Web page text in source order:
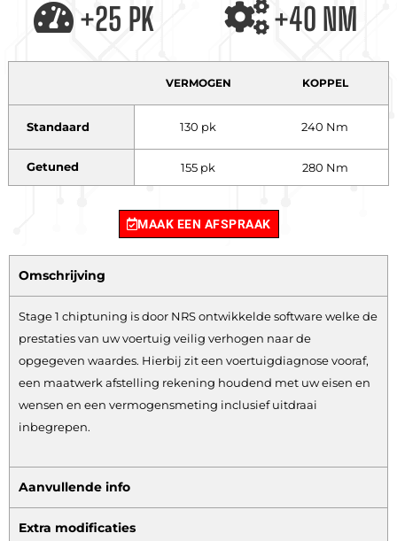
+25 PK +40 NM
VERMOGEN KOPPEL
Standaard 130 pk 240 Nm
Getuned 155 pk 280 Nm
MAAK EEN AFSPRAAK
Omschrijving
Stage 1 chiptuning is door NRS ontwikkelde software welke de
prestaties van uw voertuig veilig verhogen naar de
opgegeven waardes. Hierbij zit een voertuigdiagnose vooraf,
een maatwerk afstelling rekening houdend met uw eisen en
wensen en een vermogensmeting inclusief uitdraai
inbegrepen.
Aanvullende info
Extra modificaties